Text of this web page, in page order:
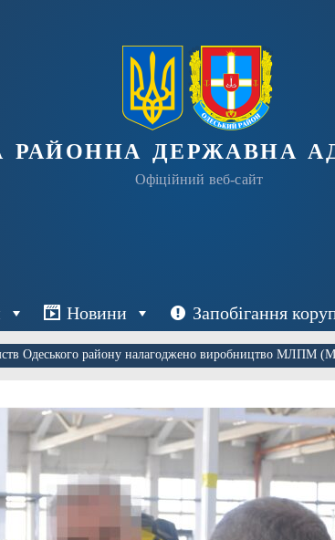
державна
Офіційний веб-сайт
Новини Запобігання
Одеського району налагоджено виробництво МЛПМ